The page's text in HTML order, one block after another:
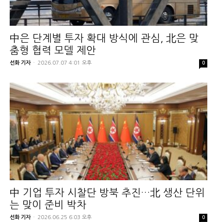
中은 단계별 투자 확대 방식에 관심, 北은 맞
춤형 협력 모델 제안
선화 기자 - 2026.07.07 4:01 오후 0
中 기업 투자 시찰단 방북 추진…北 생산 단위
는 맞이 준비 박차
선화 기자 - 2026.06.25 6:03 오후 0